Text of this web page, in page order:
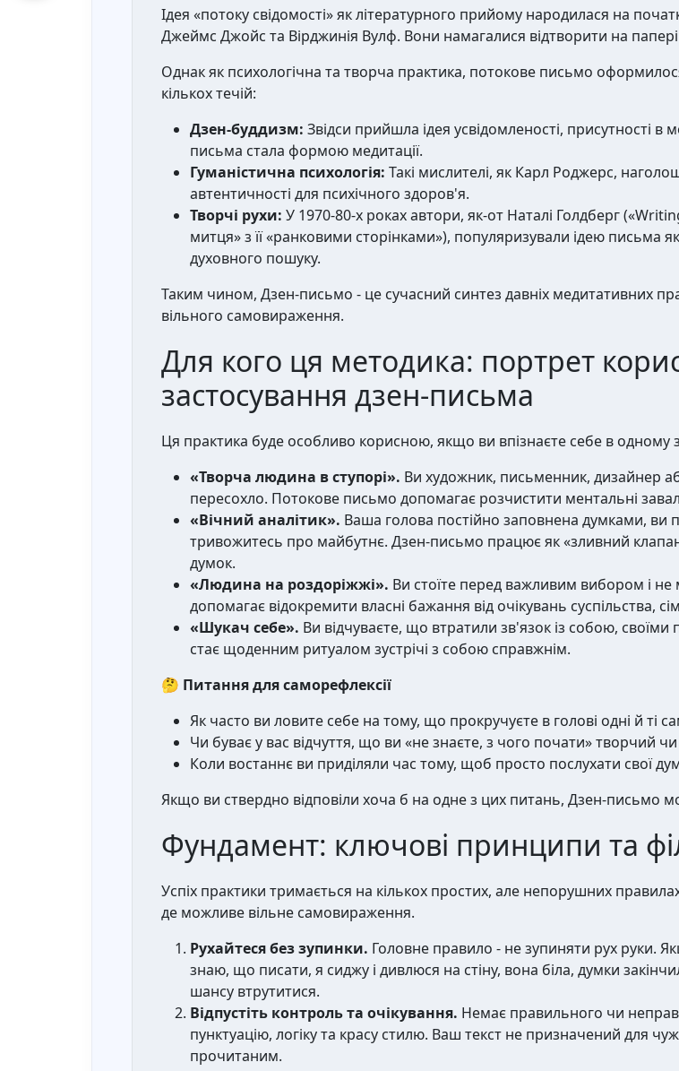
Ідея «потоку свідомості» як літературного прийому народилася на
Джеймс Джойс та Вірджинія Вулф. Вони намагалися відтворити на
Однак як психологічна та творча практика, потокове письмо оформилося
кількох течій:
Дзен-буддизм: Звідси прийшла ідея усвідомленості, присутності
письма стала формою медитації.
Гуманістична психологія: Такі мислителі, як Карл Роджерс,
автентичності для психічного здоров'я.
Творчі рухи: У 1970-80-х роках автори, як-от Наталі Голдберг
митця» з її «ранковими сторінками»), популяризували ідею письма
духовного пошуку.
Таким чином, Дзен-письмо - це сучасний синтез давніх медитативних
вільного самовираження.
Для кого ця методика: портрет
застосування дзен-письма
Ця практика буде особливо корисною, якщо ви впізнаєте себе в одному
«Творча людина в ступорі». Ви художник, письменник, дизайнер
пересохло. Потокове письмо допомагає розчистити ментальні
«Вічний аналітик». Ваша голова постійно заповнена думками, ви
тривожитесь про майбутнє. Дзен-письмо працює як «зливний
думок.
«Людина на роздоріжжі». Ви стоїте перед важливим вибором і не
допомагає відокремити власні бажання від очікувань суспільства,
«Шукач себе». Ви відчуваєте, що втратили зв'язок із собою,
стає щоденним ритуалом зустрічі з собою справжнім.
🤔 Питання для саморефлексії
Як часто ви ловите себе на тому, що прокручуєте в голові одні й ті
Чи буває у вас відчуття, що ви «не знаєте, з чого почати» творчий
Коли востаннє ви приділяли час тому, щоб просто послухати свої
Якщо ви ствердно відповіли хоча б на одне з цих питань, Дзен-письмо
Фундамент: ключові принципи та
Успіх практики тримається на кількох простих, але непорушних
де можливе вільне самовираження.
Рухайтеся без зупинки. Головне правило - не зупиняти рух руки.
знаю, що писати, я сиджу і дивлюся на стіну, вона біла, думки
шансу втрутитися.
Відпустіть контроль та очікування. Немає правильного чи
пунктуацію, логіку та красу стилю. Ваш текст не призначений для
прочитаним.